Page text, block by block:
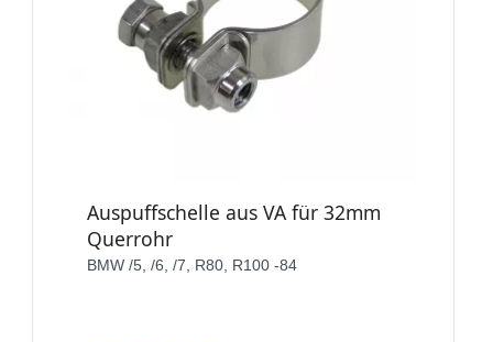
Auspuffschelle aus VA für 32mm
Querrohr
BMW /5, /6, /7, R80, R100 -84